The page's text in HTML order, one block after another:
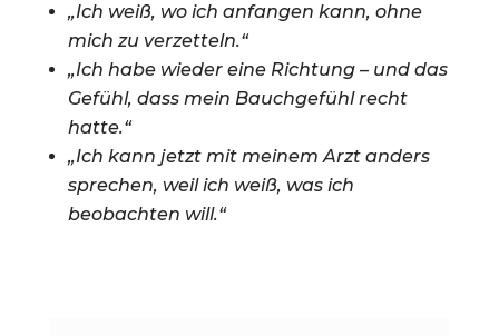
„Ich weiß, wo ich anfangen kann, ohne
mich zu verzetteln.“
„Ich habe wieder eine Richtung – und das
Gefühl, dass mein Bauchgefühl recht
hatte.“
„Ich kann jetzt mit meinem Arzt anders
sprechen, weil ich weiß, was ich
beobachten will.“